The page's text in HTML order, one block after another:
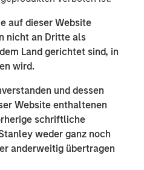
auf dieser Website
nicht an Dritte als
Land gerichtet sind, in
wird.
und dessen
Website enthaltenen
schriftliche
weder ganz noch
anderweitig übertragen
Episode 3
Einblicke